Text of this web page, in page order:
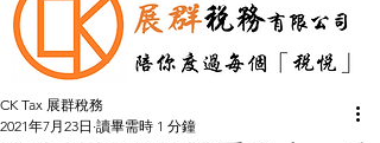
CK Tax 展群稅務
2021年7月23日 讀畢需時 1 分鐘